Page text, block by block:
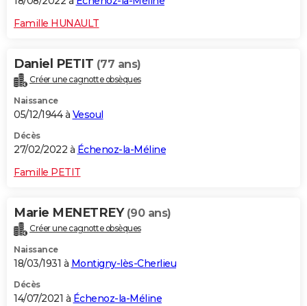
Famille HUNAULT
Daniel PETIT (77 ans)
Créer une cagnotte obsèques
Naissance
05/12/1944 à Vesoul
Décès
27/02/2022 à Échenoz-la-Méline
Famille PETIT
Marie MENETREY (90 ans)
Créer une cagnotte obsèques
Naissance
18/03/1931 à Montigny-lès-Cherlieu
Décès
14/07/2021 à Échenoz-la-Méline